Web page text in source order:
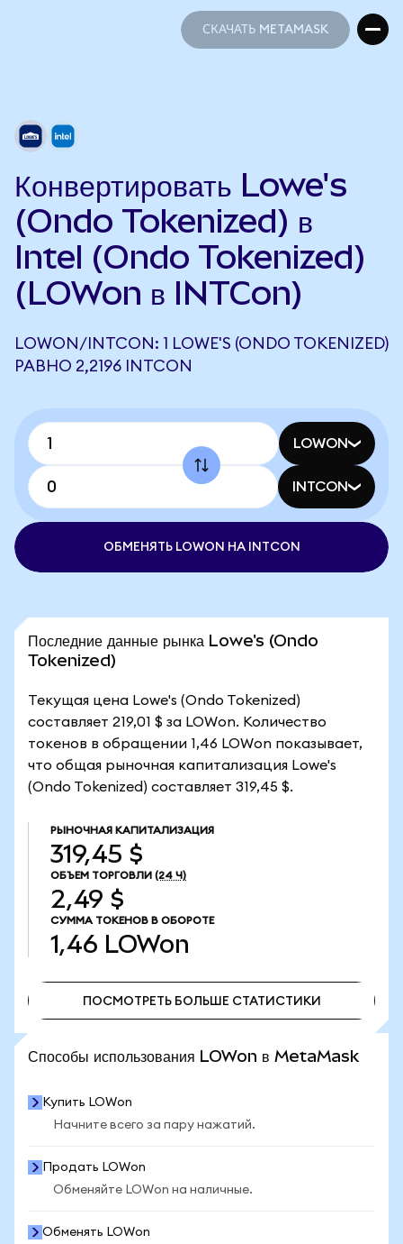
СКАЧАТЬ METAMASK
Конвертировать Lowe's
(Ondo Tokenized) в
Intel (Ondo Tokenized)
(LOWon в INTCon)
LOWON/INTCON: 1 LOWE'S (ONDO TOKENIZED)
РАВНО 2,2196 INTCON
LOWON
INTCON
ОБМЕНЯТЬ LOWON НА INTCON
Последние данные рынка Lowe's (Ondo
Tokenized)
Текущая цена Lowe's (Ondo Tokenized)
составляет 219,01 $ за LOWon. Количество
токенов в обращении 1,46 LOWon показывает,
что общая рыночная капитализация Lowe's
(Ondo Tokenized) составляет 319,45 $.
РЫНОЧНАЯ КАПИТАЛИЗАЦИЯ
319,45 $
ОБЪЕМ ТОРГОВЛИ (24 Ч)
2,49 $
СУММА ТОКЕНОВ В ОБОРОТЕ
1,46 LOWon
ПОСМОТРЕТЬ БОЛЬШЕ СТАТИСТИКИ
Способы использования LOWon в MetaMask
Купить LOWon
Начните всего за пару нажатий.
Продать LOWon
Обменяйте LOWon на наличные.
Обменять LOWon